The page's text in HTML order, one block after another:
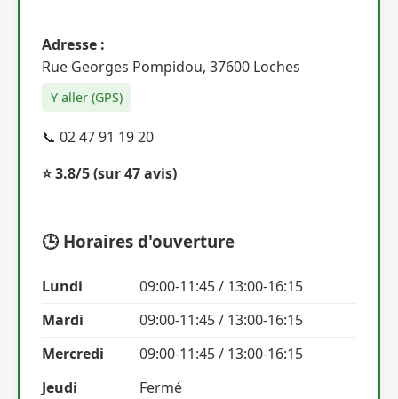
Adresse :
Rue Georges Pompidou, 37600 Loches
Y aller (GPS)
📞 02 47 91 19 20
⭐ 3.8/5(sur 47 avis)
🕒 Horaires d'ouverture
Lundi
09:00-11:45 / 13:00-16:15
Mardi
09:00-11:45 / 13:00-16:15
Mercredi
09:00-11:45 / 13:00-16:15
Jeudi
Fermé